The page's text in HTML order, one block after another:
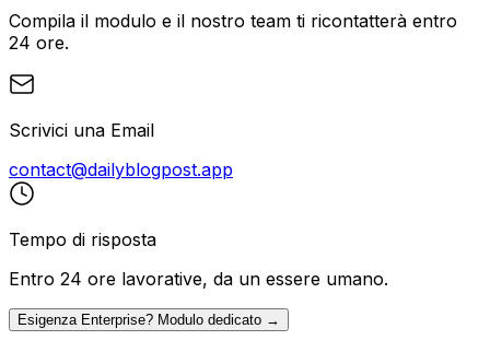
Compila il modulo e il nostro team ti ricontatterà entro
24 ore.
Scrivici una Email
contact@dailyblogpost.app
Tempo di risposta
Entro 24 ore lavorative, da un essere umano.
Esigenza Enterprise? Modulo dedicato →